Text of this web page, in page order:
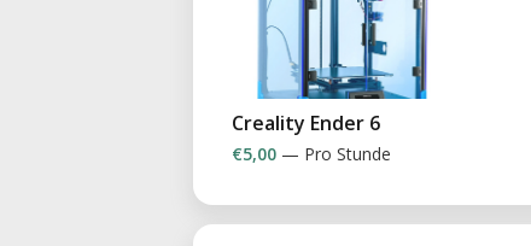
Creality Ender 6
€5,00 — Pro Stunde